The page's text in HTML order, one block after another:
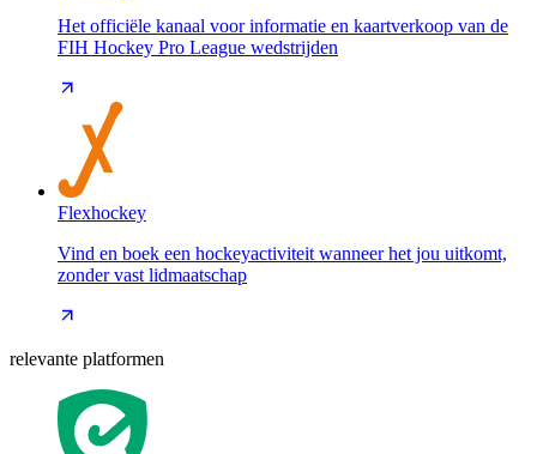
Het officiële kanaal voor informatie en kaartverkoop van de
FIH Hockey Pro League wedstrijden
Flexhockey
Vind en boek een hockeyactiviteit wanneer het jou uitkomt,
zonder vast lidmaatschap
relevante platformen